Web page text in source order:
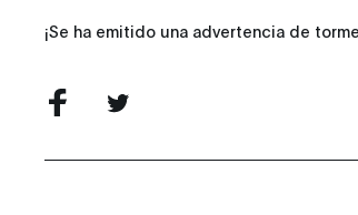
¡Se ha emitido una advertencia de